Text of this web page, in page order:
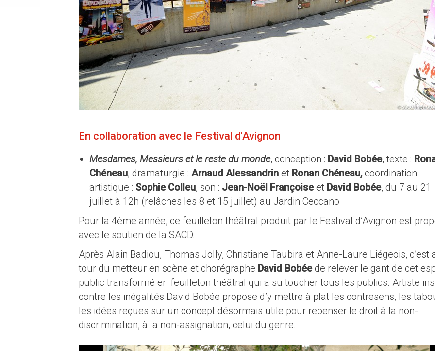
En collaboration avec le Festival d'Avignon
Mesdames, Messieurs et le reste du monde, conception : David Bobée, texte :
Chéneau, dramaturgie : Arnaud Alessandrin et Ronan Chéneau,coordination
artistique : Sophie Colleu, son : Jean-Noël Françoiseet David Bobée, du 7 au 21
juillet à 12h (relâches les 8 et 15 juillet) au Jardin Ceccano
Pour la 4ème année, ce feuilleton théâtral produit par le Festival d’Avignon est
avec le soutien de la SACD.
Après Alain Badiou, Thomas Jolly, Christiane Taubira et Anne-Laure Liégeois, c’est
tour du metteur en scène et chorégraphe David Bobéede relever le gant de cet
public transformé en feuilleton théâtral qui a su toucher tous les publics. Artiste
contre les inégalités David Bobée propose d’y mettre à plat les contresens, les
les idées reçues sur un concept désormais utile pour repenser le droit à la non-
discrimination, à la non-assignation, celui du genre.